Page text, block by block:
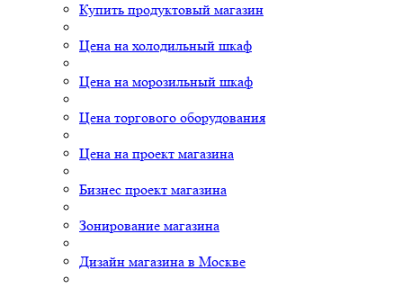
Купить продуктовый магазин
Цена на холодильный шкаф
Цена на морозильный шкаф
Цена торгового оборудования
Цена на проект магазина
Бизнес проект магазина
Зонирование магазина
Дизайн магазина в Москве